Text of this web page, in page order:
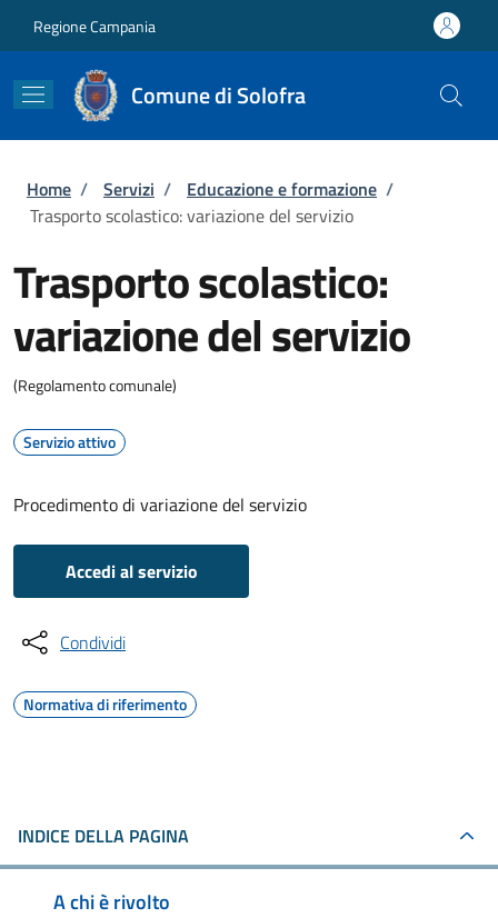
Regione Campania
Comune di Solofra
Briciole di pane
Home / Servizi / Educazione e formazione /
Trasporto scolastico: variazione del servizio
Trasporto scolastico:
variazione del servizio
(Regolamento comunale)
Servizio attivo
Procedimento di variazione del servizio
Accedi al servizio
Condividi
Normativa di riferimento
INDICE DELLA PAGINA
A chi è rivolto